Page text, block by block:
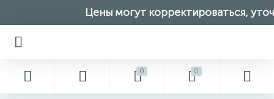
Цены могут корректироваться,
0 0